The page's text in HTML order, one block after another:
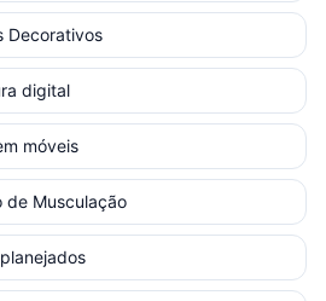
Decorativos
digital
móveis
de Musculação